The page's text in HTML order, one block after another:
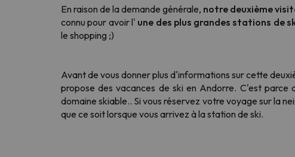
En raison de la demande générale, notre deuxième
connu pour avoir l' une des plus grandes stations de
le shopping ;)
Avant de vous donner plus d'informations sur cette
propose des vacances de ski en Andorre. C'est parce
domaine skiable.. Si vous réservez votre voyage sur la
que ce soit lorsque vous arrivez à la station de ski.